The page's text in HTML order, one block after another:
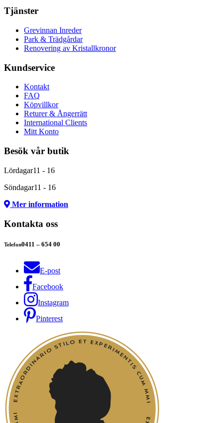
Tjänster
Grevinnan Inreder
Park & Trädgårdar
Renovering av Kristallkronor
Kundservice
Kontakt
FAQ
Köpvillkor
Returer & Ångerrätt
International Clients
Mitt Konto
Besök vår butik
Lördagar11 - 16
Söndagar11 - 16
Mer information
Kontakta oss
Telefon0411 – 654 00
E-post
Facebook
Instagram
Pinterest